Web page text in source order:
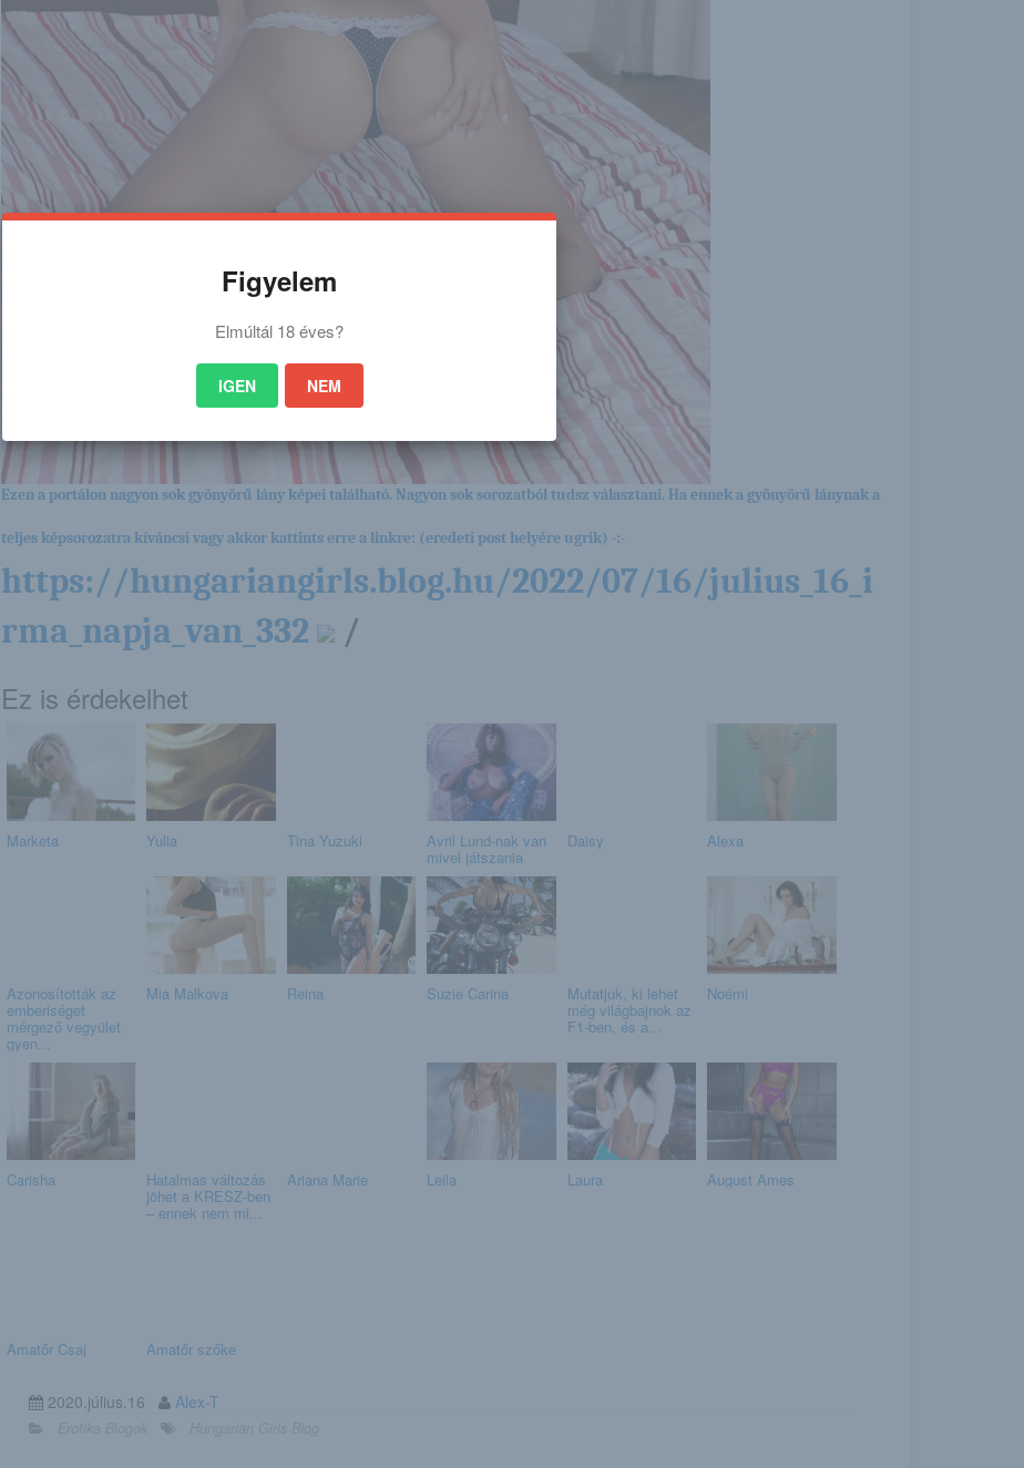
Ezen a portálon nagyon sok gyönyörű lány képei található. Nagyon sok sorozatból tudsz választani. Ha ennek a gyönyörű lánynak a
teljes képsorozatra kíváncsi vagy akkor kattints erre a linkre: (eredeti post helyére ugrik) -:-
https://hungariangirls.blog.hu/2022/07/16/julius_16_i
rma_napja_van_332
/
Ez is érdekelhet
Marketa Yulia Tina Yuzuki Avril Lund-nak van
mivel játszania
Daisy Alexa
Azonosították az
emberiséget
mérgező vegyület
gyen...
Mia Malkova Reina Suzie Carina Mutatjuk, ki lehet
még világbajnok az
F1-ben, és a...
Noémi
Carisha Hatalmas változás
jöhet a KRESZ-ben
– ennek nem mi...
Ariana Marie Leila Laura August Ames
Amatőr Csaj Amatőr szőke
2020.július.16 Alex-T
Figyelem
Elmúltál 18 éves?
IGEN NEM